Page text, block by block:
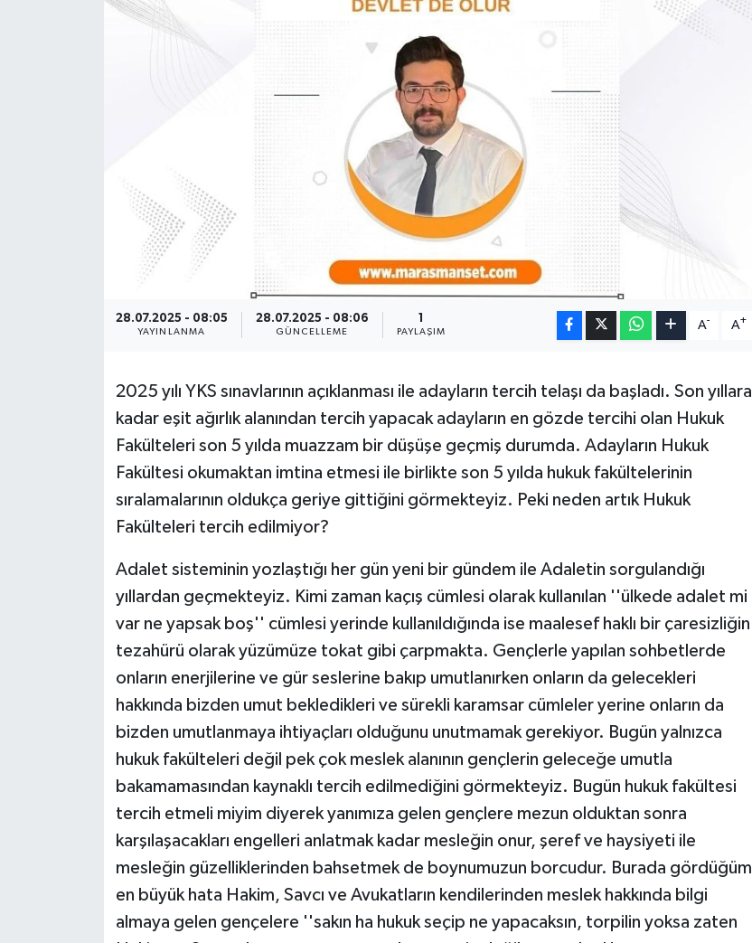
28.07.2025 - 08:05
YAYINLANMA
28.07.2025 - 08:06
GÜNCELLEME PAYLAŞIM
A- A+
2025 yılı YKS sınavlarının açıklanması ile adayların tercih telaşı da başladı. Son yıllara
kadar eşit ağırlık alanından tercih yapacak adayların en gözde tercihi olan Hukuk
Fakülteleri son 5 yılda muazzam bir düşüşe geçmiş durumda. Adayların Hukuk
Fakültesi okumaktan imtina etmesi ile birlikte son 5 yılda hukuk fakültelerinin
sıralamalarının oldukça geriye gittiğini görmekteyiz. Peki neden artık Hukuk
Fakülteleri tercih edilmiyor?
Adalet sisteminin yozlaştığı her gün yeni bir gündem ile Adaletin sorgulandığı
yıllardan geçmekteyiz. Kimi zaman kaçış cümlesi olarak kullanılan ''ülkede adalet mi
var ne yapsak boş'' cümlesi yerinde kullanıldığında ise maalesef haklı bir çaresizliğin
tezahürü olarak yüzümüze tokat gibi çarpmakta. Gençlerle yapılan sohbetlerde
onların enerjilerine ve gür seslerine bakıp umutlanırken onların da gelecekleri
hakkında bizden umut bekledikleri ve sürekli karamsar cümleler yerine onların da
bizden umutlanmaya ihtiyaçları olduğunu unutmamak gerekiyor. Bugün yalnızca
hukuk fakülteleri değil pek çok meslek alanının gençlerin geleceğe umutla
bakamamasından kaynaklı tercih edilmediğini görmekteyiz. Bugün hukuk fakültesi
tercih etmeli miyim diyerek yanımıza gelen gençlere mezun olduktan sonra
karşılaşacakları engelleri anlatmak kadar mesleğin onur, şeref ve haysiyeti ile
mesleğin güzelliklerinden bahsetmek de boynumuzun borcudur. Burada gördüğüm
en büyük hata Hakim, Savcı ve Avukatların kendilerinden meslek hakkında bilgi
almaya gelen gençelere ''sakın ha hukuk seçip ne yapacaksın, torpilin yoksa zaten